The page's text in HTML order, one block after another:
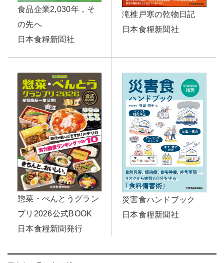
食品企業2,030年，そ
の先へ
日本食糧新聞社
滝椎戸寒の乾物日記
日本食糧新聞社
惣菜・べんとうグラン
プリ2026公式BOOK
日本食糧新聞発行
災害食ハンドブック
日本食糧新聞社